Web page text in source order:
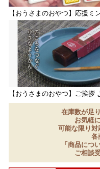
【おうさまのおやつ】応援ミ
【おうさまのおやつ】ご挨拶
在庫数が足
お気軽
可能な限り対
各
「商品につ
ご相談